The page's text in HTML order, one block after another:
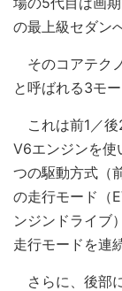
の最上級セダン
そのコアテク
と呼ばれる3モ
これは前1／後
V6エンジンを使
つの駆動方式（
の走行モード（
ンジンドライブ
走行モードを連
さらに、後部